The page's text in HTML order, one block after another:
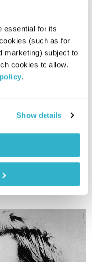
essential for its
(such as for
marketing) subject to
cookies to allow.
.
Show details
בני בא – 30.5.23
30.05.23
01:00:12
והפעם, ארץ אחרונה, ארץ